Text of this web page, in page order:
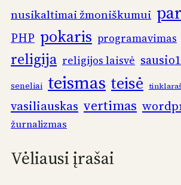
nusikaltimai žmoniškumui
PHP pokaris programavimas
religija religijos laisvė
seneliai teismas teisė
vasiliauskas vertimas
žurnalizmas
Vėliausi įrašai